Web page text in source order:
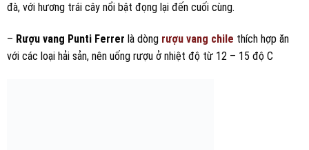
đà, với hương trái cây nổi bật đọng lại đến cuối cùng.
– Rượu vang Punti Ferrer là dòng rượu vang chile thích hợp ăn
với các loại hải sản, nên uống rượu ở nhiệt độ từ 12 – 15 độ C